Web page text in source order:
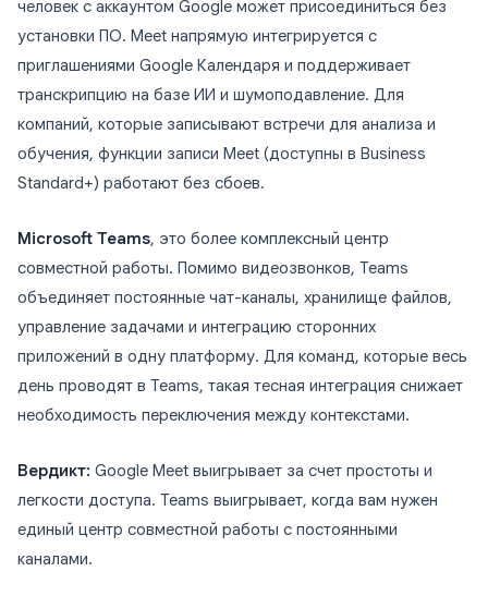
человек с аккаунтом Google может присоединиться без
установки ПО. Meet напрямую интегрируется с
приглашениями Google Календаря и поддерживает
транскрипцию на базе ИИ и шумоподавление. Для
компаний, которые записывают встречи для анализа и
обучения, функции записи Meet (доступны в Business
Standard+) работают без сбоев.
Microsoft Teams, это более комплексный центр
совместной работы. Помимо видеозвонков, Teams
объединяет постоянные чат-каналы, хранилище файлов,
управление задачами и интеграцию сторонних
приложений в одну платформу. Для команд, которые весь
день проводят в Teams, такая тесная интеграция снижает
необходимость переключения между контекстами.
Вердикт: Google Meet выигрывает за счет простоты и
легкости доступа. Teams выигрывает, когда вам нужен
единый центр совместной работы с постоянными
каналами.